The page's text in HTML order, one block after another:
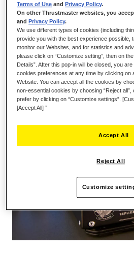
en offrant une double manette des
de contrôle hyper complet ! Il sera
pour savourer toutes les simulations
Terms of Use and Privacy Policy.
On other Thrustmaster websites, you
and Privacy Policy.
We use different types of cookies (including
provide you with the best experience possible,
monitor our Websites, and for statistics and
please click on “Customize setting”, then on
Details”. After this pop-in will be closed, you
cookies preferences at any time by clicking on
Website. You can accept all the cookies by
non-essential cookies by choosing “Reject
prefer by clicking on “Customize settings”.
[Accept All] ”
Reject All
Accept All
Customize